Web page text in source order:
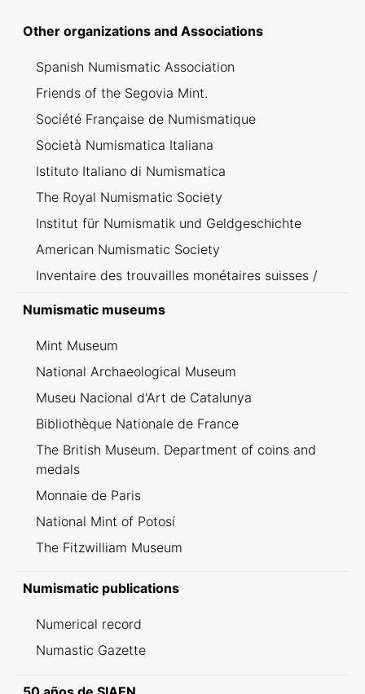
Other organizations and Associations
Spanish Numismatic Association
Friends of the Segovia Mint.
Société Française de Numismatique
Società Numismatica Italiana
Istituto Italiano di Numismatica
The Royal Numismatic Society
Institut für Numismatik und Geldgeschichte
American Numismatic Society
Inventaire des trouvailles monétaires suisses /
Numismatic museums
Mint Museum
National Archaeological Museum
Museu Nacional d'Art de Catalunya
Bibliothèque Nationale de France
The British Museum. Department of coins and
medals
Monnaie de Paris
National Mint of Potosí
The Fitzwilliam Museum
Numismatic publications
Numerical record
Numastic Gazette